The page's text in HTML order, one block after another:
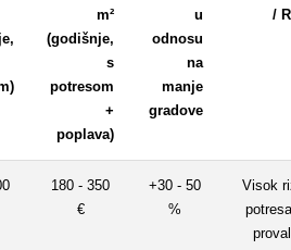
m²
(godišnje,
s
potresom
+
poplava)
u
odnosu
na
manje
gradove
/
180 - 350
€
+30 - 50
%
Visok